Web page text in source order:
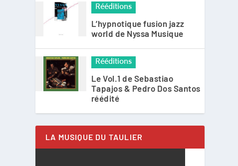
Rééditions
L’hypnotique fusion jazz
world de Nyssa Musique
Rééditions
Le Vol.1 de Sebastiao
Tapajos & Pedro Dos Santos
réédité
LA MUSIQUE DU TAULIER